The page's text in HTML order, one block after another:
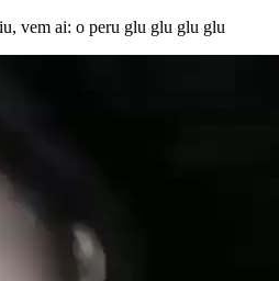
vem ai: o peru glu glu glu glu